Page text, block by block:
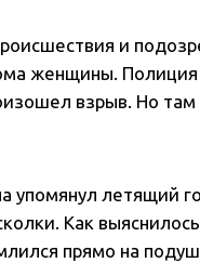
и
женщины. Полиция
взрыв. Но там
упомянул летящий
Как
прямо на